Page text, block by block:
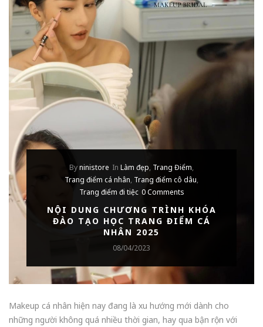
Byninistore In Làm đẹp, Trang Điểm,
Trang điểm cá nhân, Trang điểm cô dâu,
Trang điểm đi tiệc 0 Comments
NỘI DUNG CHƯƠNG TRÌNH KHÓA
ĐÀO TẠO HỌC TRANG ĐIỂM CÁ
NHÂN 2025
08/04/2023
Makeup cá nhân hiện nay đang là xu hướng mới dành cho
những người không quá nhiều thời gian, hay qua bận rộn với